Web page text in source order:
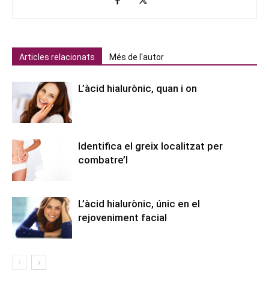
Articles relacionats Més de l'autor
L’àcid hialurònic, quan i on
Identifica el greix localitzat per
combatre’l
L’àcid hialurònic, únic en el
rejoveniment facial